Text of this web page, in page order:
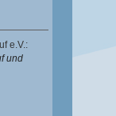
e.V.:
und